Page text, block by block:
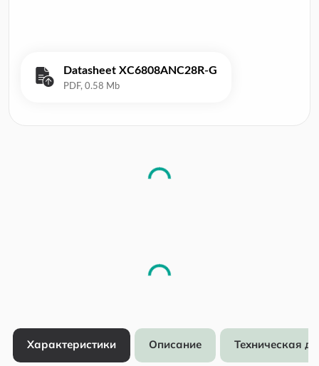
Datasheet XC6808ANC28R-G
Характеристики Описание Техническая